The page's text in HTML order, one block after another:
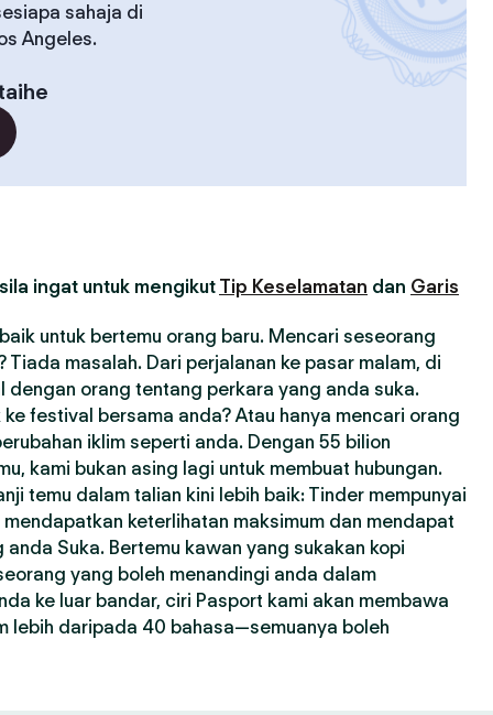
sahaja di
Angeles.
ingat untuk mengikut Tip Keselamatan dan Garis
untuk bertemu orang baru. Mencari seseorang
Tiada masalah. Dari perjalanan ke pasar malam, di
dengan orang tentang perkara yang anda suka.
festival bersama anda? Atau hanya mencari orang
iklim seperti anda. Dengan 55 bilion
kami bukan asing lagi untuk membuat hubungan.
temu dalam talian kini lebih baik: Tinder mempunyai
keterlihatan maksimum dan mendapat
Suka. Bertemu kawan yang sukakan kopi
yang boleh menandingi anda dalam
ke luar bandar, ciri Pasport kami akan membawa
lebih daripada 40 bahasa—semuanya boleh